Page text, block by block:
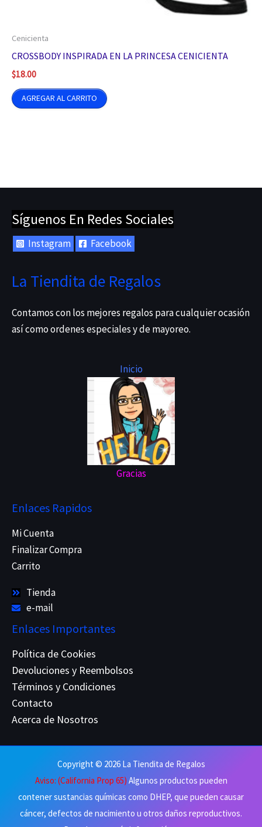
Cenicienta
CROSSBODY INSPIRADA EN LA PRINCESA CENICIENTA
$18.00
AGREGAR AL CARRITO
Síguenos En Redes Sociales
Instagram Facebook
La Tiendita de Regalos
Contamos con los mejores regalos para cualquier ocasión
así como ordenes especiales y de mayoreo.
Inicio
Gracias
Enlaces Rapidos
Mi Cuenta
Finalizar Compra
Carrito
Tienda
e-mail
Enlaces Importantes
Política de Cookies
Devoluciones y Reembolsos
Términos y Condiciones
Contacto
Acerca de Nosotros
Copyright © 2026 La Tiendita de Regalos
Aviso: (California Prop 65) Algunos productos pueden
contener sustancias químicas como DHEP, que pueden causar
cáncer, defectos de nacimiento u otros daños reproductivos.